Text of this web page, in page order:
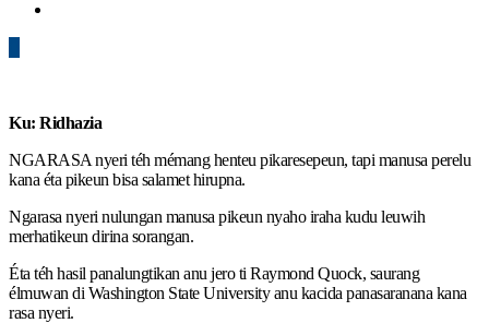
Ku: Ridhazia
NGARASA nyeri téh mémang henteu pikaresepeun, tapi manusa perelu
kana éta pikeun bisa salamet hirupna.
Ngarasa nyeri nulungan manusa pikeun nyaho iraha kudu leuwih
merhatikeun dirina sorangan.
Éta téh hasil panalungtikan anu jero ti Raymond Quock, saurang
élmuwan di Washington State University anu kacida panasaranana kana
rasa nyeri.